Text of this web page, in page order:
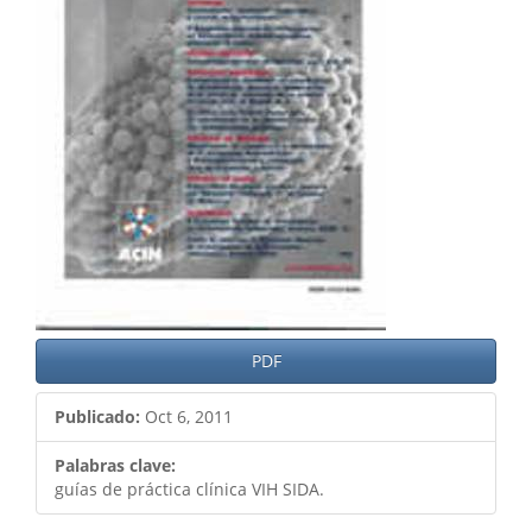
PDF
Publicado: Oct 6, 2011
Palabras clave:
guías de práctica clínica VIH SIDA.